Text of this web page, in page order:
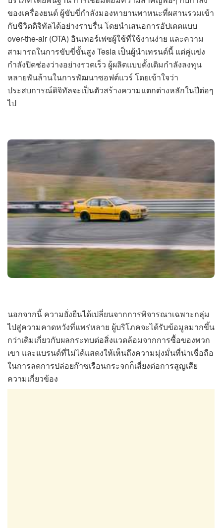
ของเครื่องยนต์ ผู้ขับขี่กำลังมองหายานพาหนะที่ผสานรวมเข้า
กับชีวิตดิจิทัลได้อย่างราบรื่น โดยนำเสนอการอัปเดตแบบ
over-the-air (OTA) อินเทอร์เฟซผู้ใช้ที่ใช้งานง่าย และความ
สามารถในการขับขี่ขั้นสูง Tesla เป็นผู้นำเทรนด์นี้ แต่คู่แข่ง
กำลังปิดช่องว่างอย่างรวดเร็ว ผู้ผลิตแบบดั้งเดิมกำลังลงทุน
หลายพันล้านในการพัฒนาซอฟต์แวร์ โดยเข้าใจว่า
ประสบการณ์ดิจิทัลจะเป็นตัวสร้างความแตกต่างหลักในปีต่อๆ
ไป
นอกจากนี้ ความยั่งยืนได้เปลี่ยนจากการพิจารณาเฉพาะกลุ่ม
ไปสู่ความคาดหวังที่แพร่หลาย ผู้บริโภคจะได้รับข้อมูลมากขึ้น
กว่าเดิมเกี่ยวกับผลกระทบต่อสิ่งแวดล้อมจากการซื้อของพวก
เขา และแบรนด์ที่ไม่ได้แสดงให้เห็นถึงความมุ่งมั่นที่น่าเชื่อถือ
ในการลดการปล่อยก๊าซเรือนกระจกก็เสี่ยงต่อการสูญเสีย
ความเกี่ยวข้อง